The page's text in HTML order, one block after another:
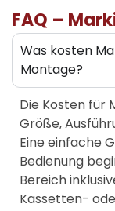
FAQ –
Was kosten
Montage?
Die Kosten für
Größe,
Eine einfache
Bedienung
Bereich
Kassetten-